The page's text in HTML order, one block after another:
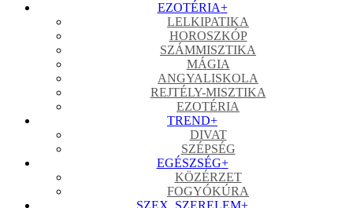
EZOTÉRIA+
LELKIPATIKA
HOROSZKÓP
SZÁMMISZTIKA
MÁGIA
ANGYALISKOLA
REJTÉLY-MISZTIKA
EZOTÉRIA
TREND+
DIVAT
SZÉPSÉG
EGÉSZSÉG+
KÖZÉRZET
FOGYÓKÚRA
SZEX, SZERELEM+